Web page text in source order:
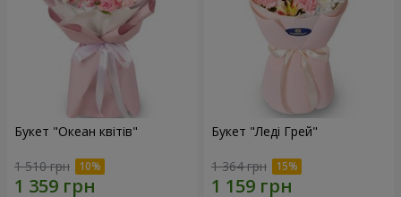
Букет "Океан квітів"
1 510 грн
Букет "Леді Грей"
1 364 грн